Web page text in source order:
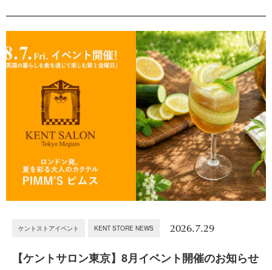
ケントストアイベント KENT STORE NEWS 2026.7.29
【ケントサロン東京】8月イベント開催のお知らせ